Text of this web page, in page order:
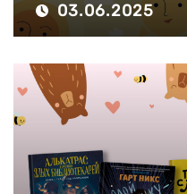
03.06.2025